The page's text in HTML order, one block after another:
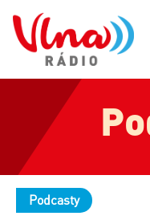
Podcasty